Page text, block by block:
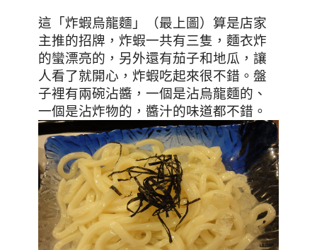
這「炸蝦烏龍麵」（最上圖）算是店家
主推的招牌，炸蝦一共有三隻，麵衣炸
的蠻漂亮的，另外還有茄子和地瓜，讓
人看了就開心，炸蝦吃起來很不錯。盤
子裡有兩碗沾醬，一個是沾烏龍麵的、
一個是沾炸物的，醬汁的味道都不錯。